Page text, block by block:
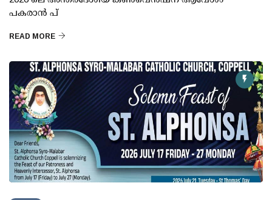
പകരാന്‍ പ്
READ MORE